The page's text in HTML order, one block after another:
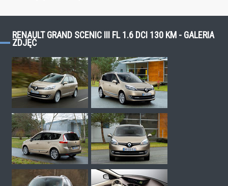
RENAULT GRAND SCENIC III FL 1.6 DCI 130 KM - GALERIA
ZDJĘĆ